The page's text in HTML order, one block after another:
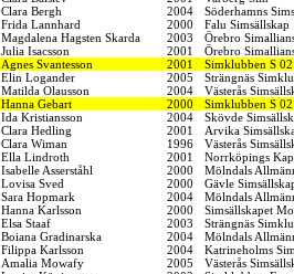
Clara Bergh 2004
Söderhamns
Frida Lannhard 2000
Falu Simsällskap
Magdalena Hagsten Skarda 2003
Örebro
Julia Isacsson
2001
Örebro
Agnes Svantesson 2001
Simklubben S 02
Elin Logander 2005
Strängnäs
Matilda Olausson
2004
Västerås
Hanna Gebart 2000
Simklubben S 02
Ida Kristiansson
2004
Skövde
Clara Hedling 2001
Arvika
Clara Wiman 1996
Västerås
Ella Lindroth 2001
Norrköpings
Isabelle Asserståhl 2000
Mölndals
Lovisa Sved 2000
Gävle
Sara Hopmark 2004
Mölndals
Hanna Karlsson
2000
Simsällskapet
Elsa Staaf 2003
Strängnäs
Boiana Gradinarska 2004
Mölndals
Filippa Karlsson 2004
Katrineholms
Amalia Mowafy 2005
Västerås